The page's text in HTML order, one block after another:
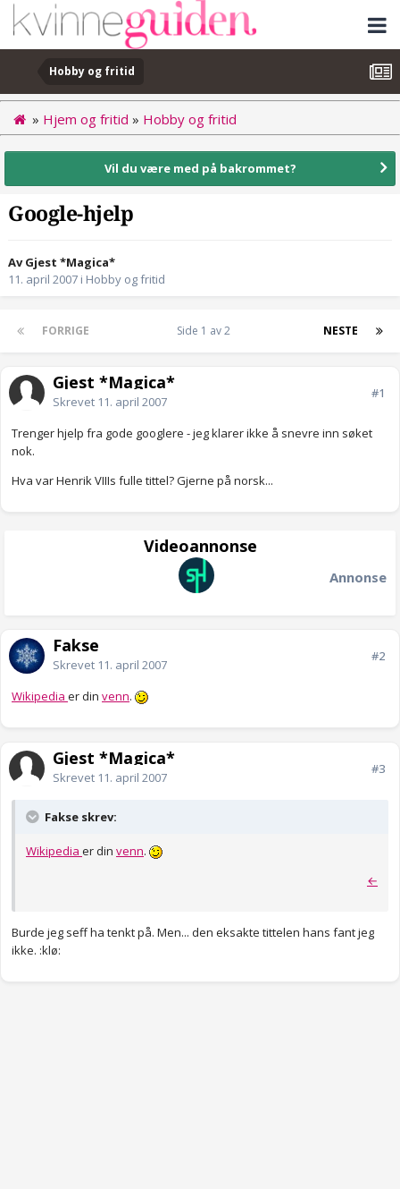
Hobby og fritid
» Hjem og fritid » Hobby og fritid
Vil du være med på bakrommet?
Google-hjelp
Av Gjest *Magica*
11. april 2007 i Hobby og fritid
FORRIGE NESTE
Side 1 av 2
Gjest *Magica*
Skrevet 11. april 2007
#1
Trenger hjelp fra gode googlere - jeg klarer ikke å snevre inn søket
nok.
Hva var Henrik VIIIs fulle tittel? Gjerne på norsk...
Videoannonse
Annonse
Fakse
Skrevet 11. april 2007
#2
Wikipedia er din venn.
Gjest *Magica*
Skrevet 11. april 2007
#3
Fakse skrev:
Wikipedia er din venn.
←
Burde jeg seff ha tenkt på. Men... den eksakte tittelen hans fant jeg
ikke. :klø: